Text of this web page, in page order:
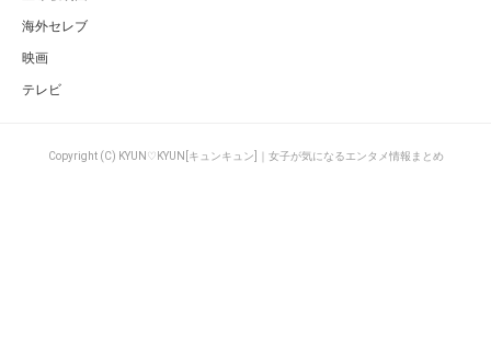
海外セレブ
映画
テレビ
Copyright (C) KYUN♡KYUN[キュンキュン]｜女子が気になるエンタメ情報まとめ